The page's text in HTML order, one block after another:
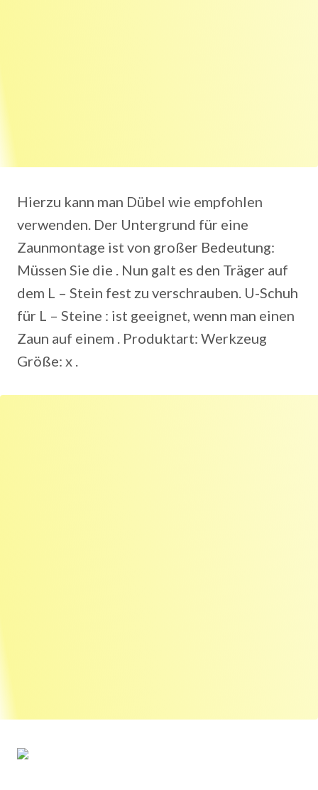
Hierzu kann man Dübel wie empfohlen
verwenden. Der Untergrund für eine
Zaunmontage ist von großer Bedeutung:
Müssen Sie die . Nun galt es den Träger auf
dem L – Stein fest zu verschrauben. U-Schuh
für L – Steine : ist geeignet, wenn man einen
Zaun auf einem . Produktart: Werkzeug
Größe: x .